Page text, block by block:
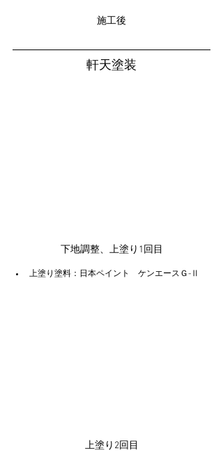
施工後
軒天塗装
下地調整、上塗り1回目
上塗り塗料：日本ペイント　ケンエースＧ-Ⅱ
上塗り2回目